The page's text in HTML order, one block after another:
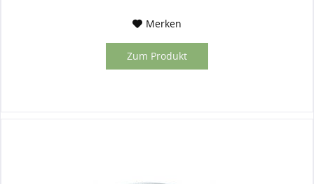
Merken
Zum Produkt